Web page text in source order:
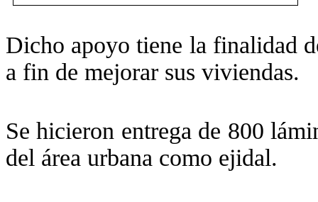
Dicho apoyo tiene la finalidad
a fin de mejorar sus viviendas.
Se hicieron entrega de 800
del área urbana como ejidal.